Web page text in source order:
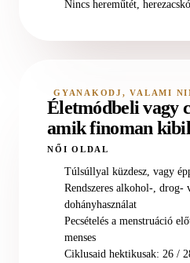
Nincs hereműtét,
GYANAKODJ, VALAMI
Életmódbeli vagy
amik finoman
NŐI OLDAL
Túlsúllyal küzdesz, vagy
Rendszeres alkohol-, drog-
dohányhasználat
Pecsételés a menstruáció
menses
Ciklusaid hektikusak: 26 /